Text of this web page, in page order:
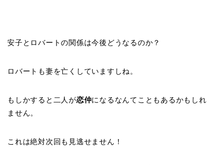
安子とロバートの関係は今後どうなるのか？
ロバートも妻を亡くしていますしね。
もしかすると二人が恋仲になるなんてこともあるかもしれ
ません。
これは絶対次回も見逃せません！